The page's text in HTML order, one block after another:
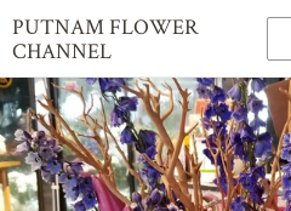
PUTNAM FLOWER
CHANNEL